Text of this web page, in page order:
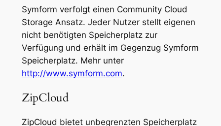
Symform verfolgt einen Community Cloud
Storage Ansatz. Jeder Nutzer stellt eigenen
nicht benötigten Speicherplatz zur
Verfügung und erhält im Gegenzug Symform
Speicherplatz. Mehr unter
http://www.symform.com.
ZipCloud
ZipCloud bietet unbegrenzten Speicherplatz